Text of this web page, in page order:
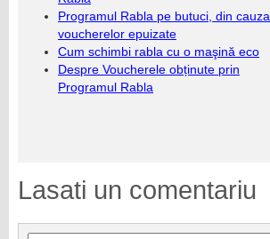
Programul Rabla pe butuci, din cauza
voucherelor epuizate
Cum schimbi rabla cu o maşină eco
Despre Voucherele obținute prin
Programul Rabla
Lasati un comentariu